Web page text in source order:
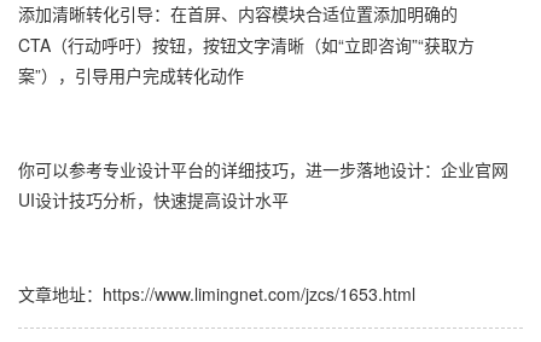
添加清晰转化引导：在首屏、内容模块合适位置添加明确的
CTA（行动呼吁）按钮，按钮文字清晰（如“立即咨询”“获取方
案”），引导用户完成转化动作
你可以参考专业设计平台的详细技巧，进一步落地设计：企业官网
UI设计技巧分析，快速提高设计水平
文章地址： https://www.limingnet.com/jzcs/1653.html